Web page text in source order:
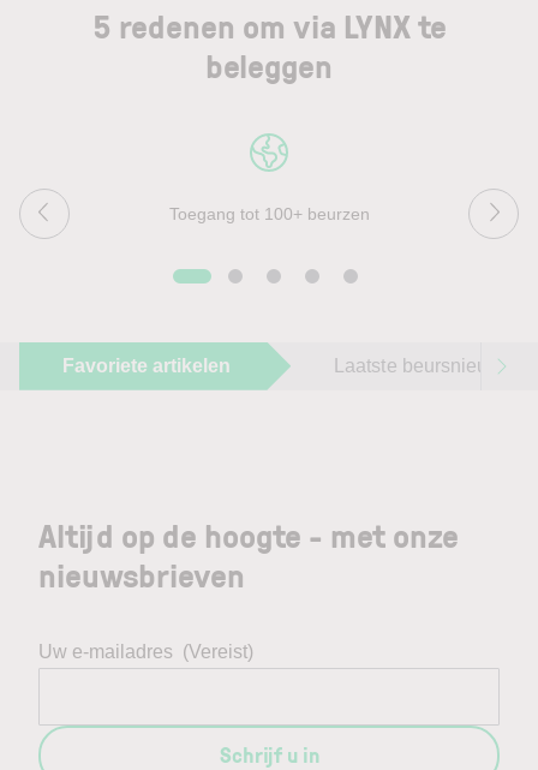
5 redenen om via LYNX te
beleggen
Toegang tot 100+ beurzen
Favoriete artikelen Laatste beursnieuws
Altijd op de hoogte - met onze
nieuwsbrieven
Uw e-mailadres (Vereist)
Schrijf u in